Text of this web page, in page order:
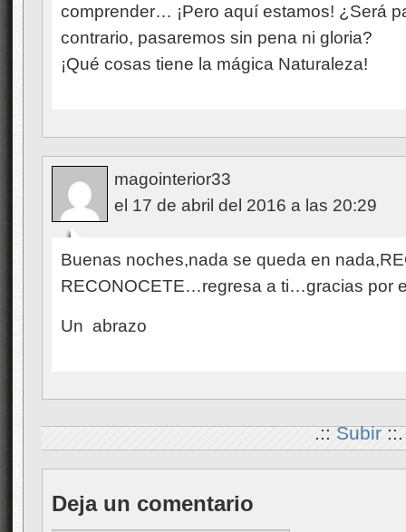
comprender… ¡Pero aquí estamos! ¿Será
contrario, pasaremos sin pena ni gloria?
¡Qué cosas tiene la mágica Naturaleza!
magointerior33
el 17 de abril del 2016 a las 20:29
Buenas noches,nada se queda en
RECONOCETE…regresa a ti…gracias por
Un abrazo
.::Subir::.
Deja un comentario